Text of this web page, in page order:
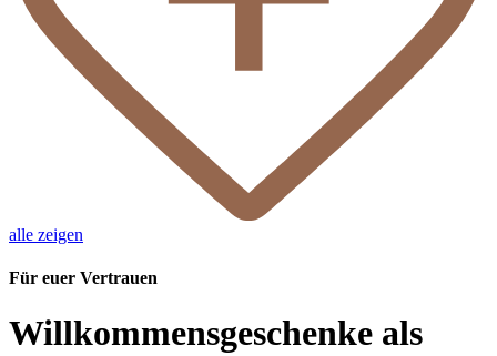
alle zeigen
Für euer Vertrauen
Willkommensgeschenke als